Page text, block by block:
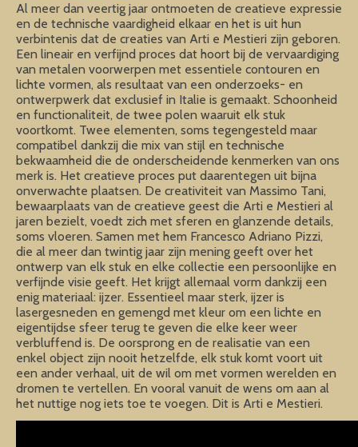
Al meer dan veertig jaar ontmoeten de creatieve expressie
en de technische vaardigheid elkaar en het is uit hun
verbintenis dat de creaties van Arti e Mestieri zijn geboren.
Een lineair en verfijnd proces dat hoort bij de vervaardiging
van metalen voorwerpen met essentiele contouren en
lichte vormen, als resultaat van een onderzoeks- en
ontwerpwerk dat exclusief in Italie is gemaakt. Schoonheid
en functionaliteit, de twee polen waaruit elk stuk
voortkomt. Twee elementen, soms tegengesteld maar
compatibel dankzij die mix van stijl en technische
bekwaamheid die de onderscheidende kenmerken van ons
merk is. Het creatieve proces put daarentegen uit bijna
onverwachte plaatsen. De creativiteit van Massimo Tani,
bewaarplaats van de creatieve geest die Arti e Mestieri al
jaren bezielt, voedt zich met sferen en glanzende details,
soms vloeren. Samen met hem Francesco Adriano Pizzi,
die al meer dan twintig jaar zijn mening geeft over het
ontwerp van elk stuk en elke collectie een persoonlijke en
verfijnde visie geeft. Het krijgt allemaal vorm dankzij een
enig materiaal: ijzer. Essentieel maar sterk, ijzer is
lasergesneden en gemengd met kleur om een lichte en
eigentijdse sfeer terug te geven die elke keer weer
verbluffend is. De oorsprong en de realisatie van een
enkel object zijn nooit hetzelfde, elk stuk komt voort uit
een ander verhaal, uit de wil om met vormen werelden en
dromen te vertellen. En vooral vanuit de wens om aan al
het nuttige nog iets toe te voegen. Dit is Arti e Mestieri.